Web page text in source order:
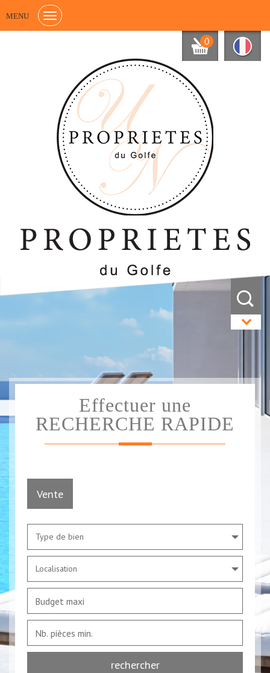
MENU
0
Effectuer une
RECHERCHE RAPIDE
Vente
Type de bien
Localisation
rechercher